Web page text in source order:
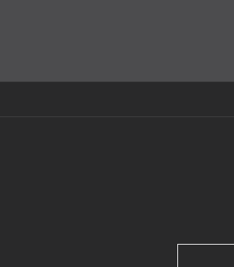
Cookies helfen auf auf dieser